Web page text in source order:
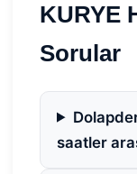
KURYE
Sorular
saatler